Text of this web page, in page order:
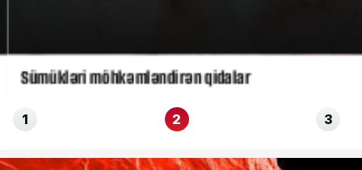
Sümükləri möhkəmləndirən qidalar
1 2 3